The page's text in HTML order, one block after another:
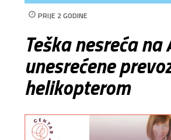
PRIJE 2 GODINE
Teška nesreća na
unesrećene
helikopterom